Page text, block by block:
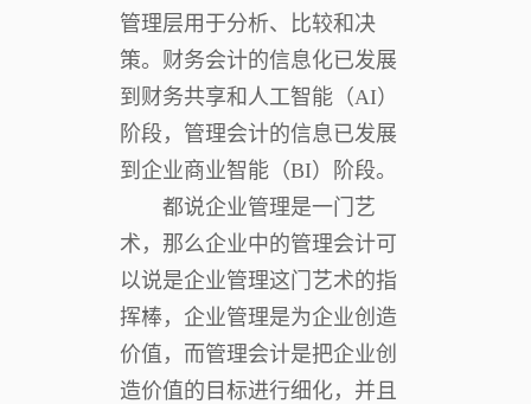
管理层用于分析、比较和决
策。财务会计的信息化已发展
到财务共享和人工智能（AI）
阶段，管理会计的信息已发展
到企业商业智能（BI）阶段。
都说企业管理是一门艺
术，那么企业中的管理会计可
以说是企业管理这门艺术的指
挥棒，企业管理是为企业创造
价值，而管理会计是把企业创
造价值的目标进行细化，并且